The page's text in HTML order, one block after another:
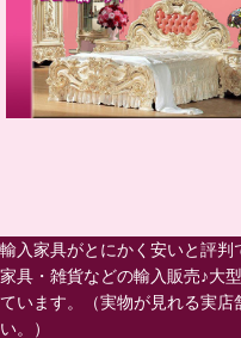
輸入家具がとにかく安いと評
家具・雑貨などの輸入販売♪大
ています。（実物が見れる実
い。）